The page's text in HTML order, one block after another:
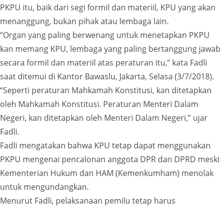
PKPU itu, baik dari segi formil dan materiil, KPU yang akan
menanggung, bukan pihak atau lembaga lain.
“Organ yang paling berwenang untuk menetapkan PKPU
kan memang KPU, lembaga yang paling bertanggung jawab
secara formil dan materiil atas peraturan itu,” kata Fadli
saat ditemui di Kantor Bawaslu, Jakarta, Selasa (3/7/2018).
“Seperti peraturan Mahkamah Konstitusi, kan ditetapkan
oleh Mahkamah Konstitusi. Peraturan Menteri Dalam
Negeri, kan ditetapkan oleh Menteri Dalam Negeri,” ujar
Fadli.
Fadli mengatakan bahwa KPU tetap dapat menggunakan
PKPU mengenai pencalonan anggota DPR dan DPRD meski
Kementerian Hukum dan HAM (Kemenkumham) menolak
untuk mengundangkan.
Menurut Fadli, pelaksanaan pemilu tetap harus